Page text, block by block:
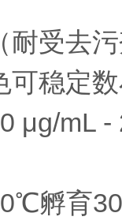
耐受去
可稳定
μg/mL -
孵育